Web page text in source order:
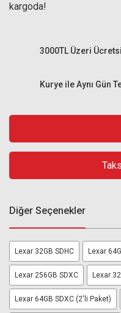
kargoda!
Kurye ile Aynı Gün
3000TL Üzeri
Diğer Seçenekler
Lexar 32GB SDHC Lexar
Lexar 256GB SDXC Lexar
Lexar 64GB SDXC (2'li Paket)